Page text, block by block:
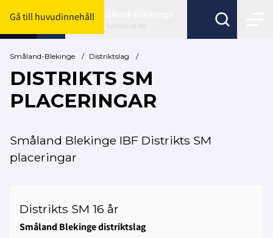
Gå till huvudinnehållSmåland-Blekinge
Byt förbund här
Småland-Blekinge / Distriktslag /
DISTRIKTS SM
PLACERINGAR
Småland Blekinge IBF Distrikts SM
placeringar
Distrikts SM 16 år
Småland Blekinge distriktslag